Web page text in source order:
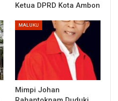
Ketua DPRD Kota Ambon
MALUKU
Mimpi Johan